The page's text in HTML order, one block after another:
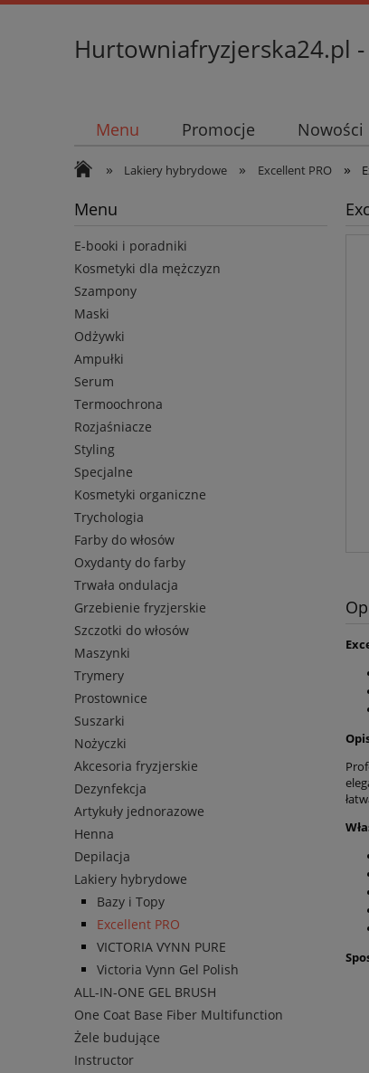
Hurtowniafryzjerska24.pl
Menu Promocje Nowości
» Lakiery hybrydowe » Excellent PRO »
Menu
E-booki i poradniki
Kosmetyki dla mężczyzn
Szampony
Maski
Odżywki
Ampułki
Serum
Termoochrona
Rozjaśniacze
Styling
Specjalne
Kosmetyki organiczne
Trychologia
Farby do włosów
Oxydanty do farby
Trwała ondulacja
Grzebienie fryzjerskie
Szczotki do włosów
Maszynki
Trymery
Prostownice
Suszarki
Nożyczki
Akcesoria fryzjerskie
Dezynfekcja
Artykuły jednorazowe
Henna
Depilacja
Lakiery hybrydowe
Bazy i Topy
Excellent PRO
VICTORIA VYNN PURE
Victoria Vynn Gel Polish
ALL-IN-ONE GEL BRUSH
One Coat Base Fiber Multifunction
Żele budujące
Instructor